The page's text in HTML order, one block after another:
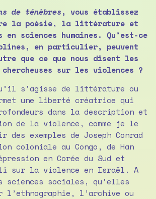
de ténèbres, vous établissez
la poésie, la littérature et
en sciences humaines. Qu’est-ce
en particulier, peuvent
que ce que nous disent les
sur les violences ?
s’agisse de littérature ou
une liberté créatrice qui
dans la description et
de la violence, comme je le
des exemples de Joseph Conrad
coloniale au Congo, de Han
en Corée du Sud et
sur la violence en Israël. A
sociales, qu’elles
l’ethnographie, l’archive ou